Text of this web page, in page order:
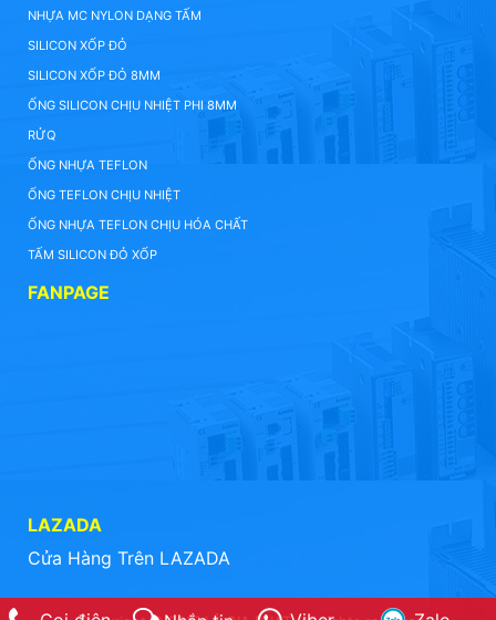
NHỰA MC NYLON DẠNG TẤM
SILICON XỐP ĐỎ
SILICON XỐP ĐỎ 8MM
ỐNG SILICON CHỊU NHIỆT PHI 8MM
RỬQ
ỐNG NHỰA TEFLON
ỐNG TEFLON CHỊU NHIỆT
ỐNG NHỰA TEFLON CHỊU HÓA CHẤT
TẤM SILICON ĐỎ XỐP
FANPAGE
LAZADA
Cửa Hàng Trên LAZADA